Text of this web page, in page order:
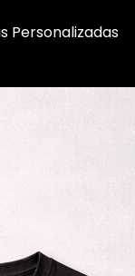
Personalizadas